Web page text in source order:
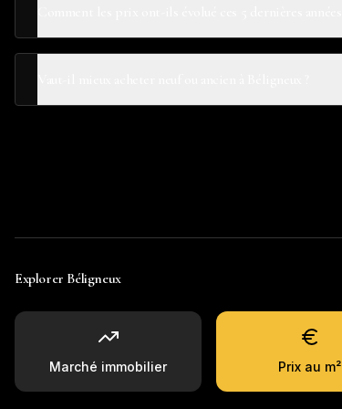
Explorer Béligneux
Marché immobilier Prix au m²